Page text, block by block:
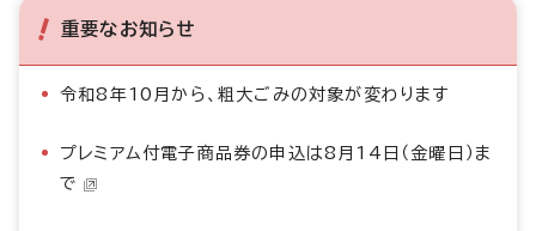
重要なお知らせ
令和8年10月から、粗大ごみの対象が変わります
プレミアム付電子商品券の申込は8月14日（金曜日）ま
で